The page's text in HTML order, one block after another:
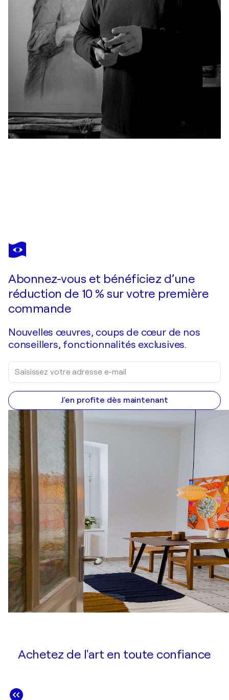
JUAN MANUEL ALVAREZ CEBRIÁN
Palacio de La Magdalena
Abonnez-vous et bénéficiez d’une
réduction de 10 % sur votre première
commande
Nouvelles œuvres, coups de cœur de nos
conseillers, fonctionnalités exclusives.
J'en profite dès maintenant
Achetez de l'art en toute confiance